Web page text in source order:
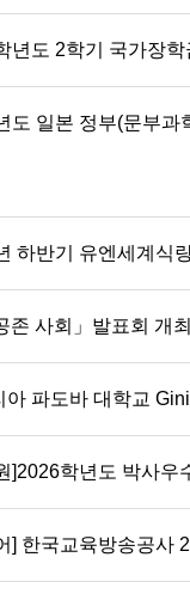
년도 2학기 국가장
도 일본 정부(문부과
하반기 유엔세계식
존 사회」발표회 개
아 파도바 대학교
]2026학년도 박사우
] 한국교육방송공사